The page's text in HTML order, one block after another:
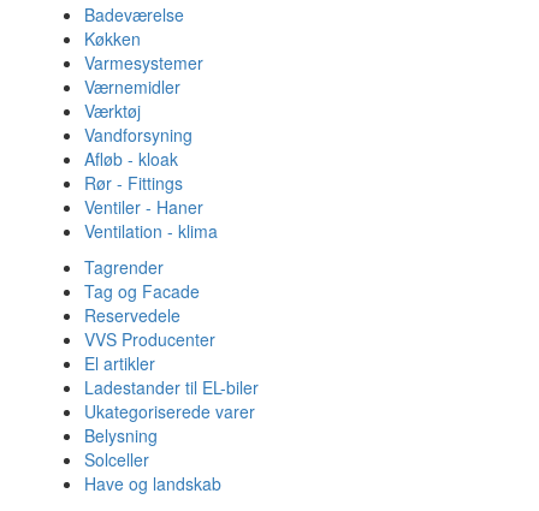
Badeværelse
Køkken
Varmesystemer
Værnemidler
Værktøj
Vandforsyning
Afløb - kloak
Rør - Fittings
Ventiler - Haner
Ventilation - klima
Tagrender
Tag og Facade
Reservedele
VVS Producenter
El artikler
Ladestander til EL-biler
Ukategoriserede varer
Belysning
Solceller
Have og landskab